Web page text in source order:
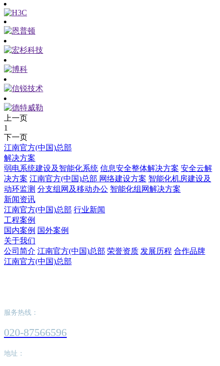
上一页
1
下一页
江南官方(中国)总部
解决方案
弱电系统建设及智能化系统 信息安全整体解决方案 安全云解
决方案 江南官方(中国)总部 网络建设方案 智能化机房建设及
动环监测 分支组网及移动办公 智能化组网解决方案
新闻资讯
江南官方(中国)总部 行业新闻
工程案例
国内案例 国外案例
关于我们
公司简介 江南官方(中国)总部 荣誉资质 发展历程 合作品牌
江南官方(中国)总部
服务热线：
020-87566596
地址：